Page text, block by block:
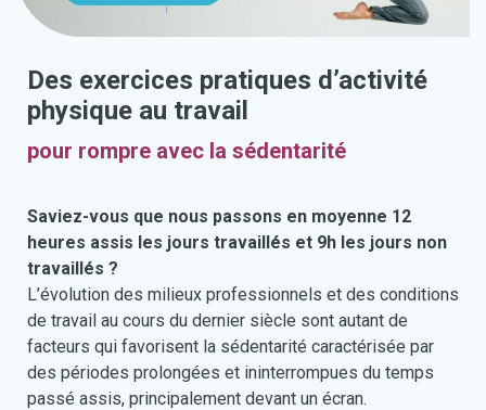
Des exercices pratiques d’activité
physique au travail
pour rompre avec la sédentarité
Saviez-vous que nous passons en moyenne 12
heures assis les jours travaillés et 9h les jours non
travaillés ?
L’évolution des milieux professionnels et des conditions
de travail au cours du dernier siècle sont autant de
facteurs qui favorisent la sédentarité caractérisée par
des périodes prolongées et ininterrompues du temps
passé assis, principalement devant un écran.